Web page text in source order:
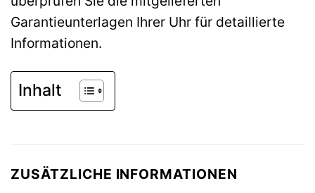
Garantieunterlagen Ihrer Uhr für detaillierte
Informationen.
Inhalt
ZUSÄTZLICHE INFORMATIONEN